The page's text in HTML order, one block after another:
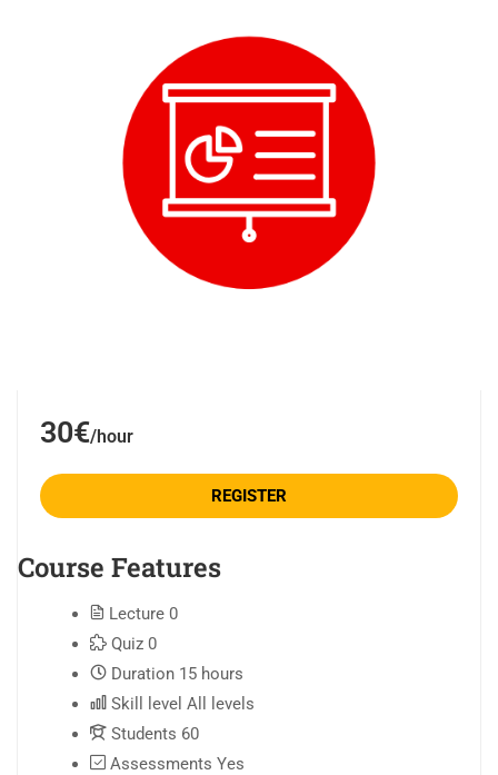
30€/hour
REGISTER
Course Features
Lecture 0
Quiz 0
Duration 15 hours
Skill level All levels
Students 60
Assessments Yes